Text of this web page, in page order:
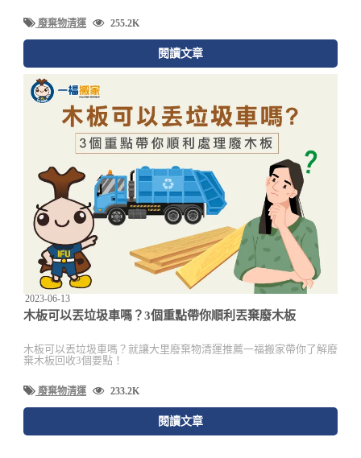
廢棄物清運 255.2K
閱讀文章
2023-06-13
木板可以丟垃圾車嗎？3個重點帶你順利丟棄廢木板
木板可以丟垃圾車嗎？就讓大里廢棄物清運推薦一福搬家帶你了解廢
棄木板回收3個要點！
廢棄物清運 233.2K
閱讀文章